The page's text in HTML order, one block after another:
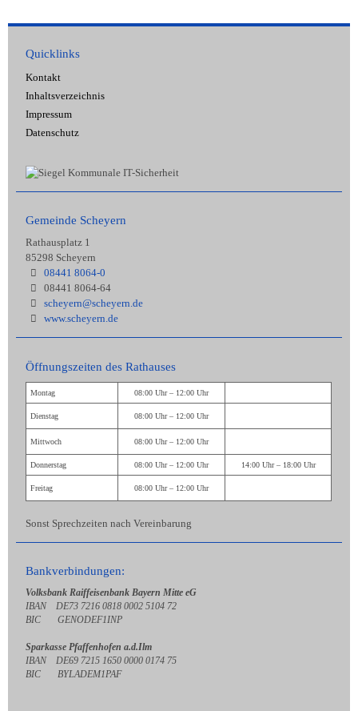
Quicklinks
Kontakt
Inhaltsverzeichnis
Impressum
Datenschutz
Gemeinde Scheyern
Rathausplatz 1
85298 Scheyern
08441 8064-0
08441 8064-64
scheyern@scheyern.de
www.scheyern.de
Öffnungszeiten des Rathauses
Montag 08:00 Uhr – 12:00 Uhr
Dienstag 08:00 Uhr – 12:00 Uhr
Mittwoch 08:00 Uhr – 12:00 Uhr
Donnerstag 08:00 Uhr – 12:00 Uhr 14:00 Uhr – 18:00 Uhr
Freitag 08:00 Uhr – 12:00 Uhr
Sonst Sprechzeiten nach Vereinbarung
Bankverbindungen:
Volksbank Raiffeisenbank Bayern Mitte eG
IBAN DE73 7216 0818 0002 5104 72
BIC GENODEF1INP
Sparkasse Pfaffenhofen a.d.Ilm
IBAN DE69 7215 1650 0000 0174 75
BIC BYLADEM1PAF